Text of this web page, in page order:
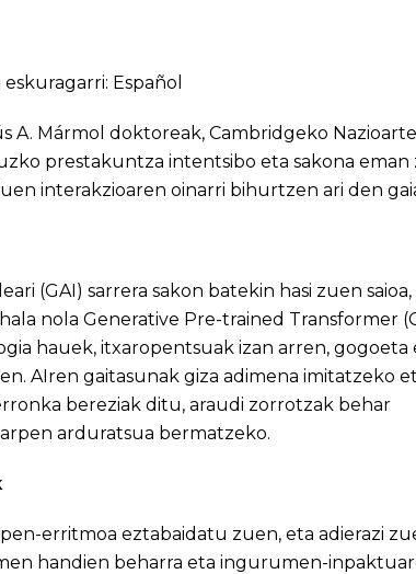
Español
A. Mármol doktoreak, Cambridgeko
prestakuntza intentsibo eta sakona eman
interakzioaren oinarri bihurtzen ari den
(GAI) sarrera sakon batekin hasi zuen saioa,
nola Generative Pre-trained Transformer
hauek, itxaropentsuak izan arren, gogoeta
AIren gaitasunak giza adimena imitatzeko
bereziak ditu, araudi zorrotzak behar
arduratsua bermatzeko.
erritmoa eztabaidatu zuen, eta adierazi
handien beharra eta ingurumen-